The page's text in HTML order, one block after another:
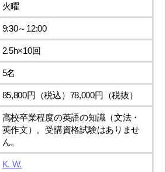
火曜
9:30～12:00
2.5h×10回
5名
85,800円（税込）78,000円（税抜）
高校卒業程度の英語の知識（文法・
英作文）。受講資格試験はありませ
ん。
K. W.